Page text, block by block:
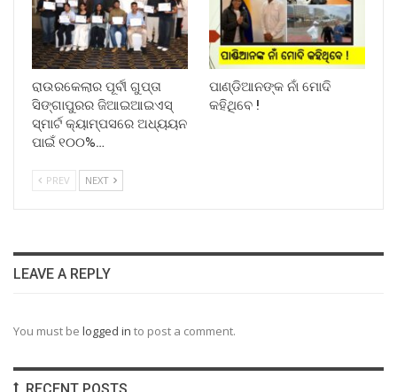
ରାଉରକେଲାର ପୂର୍ବୀ ଗୁପ୍ତା
ସିଙ୍ଗାପୁରର ଜିଆଇଆଇଏସ୍
ସ୍ମାର୍ଟ କ୍ୟାମ୍ପସରେ ଅଧ୍ୟୟନ
ପାଇଁ ୧୦୦%…
ପାଣ୍ଡିଆନଙ୍କ ନାଁ ମୋଦି
କହିଥିବେ !
PREV NEXT
LEAVE A REPLY
You must be logged in to post a comment.
RECENT POSTS